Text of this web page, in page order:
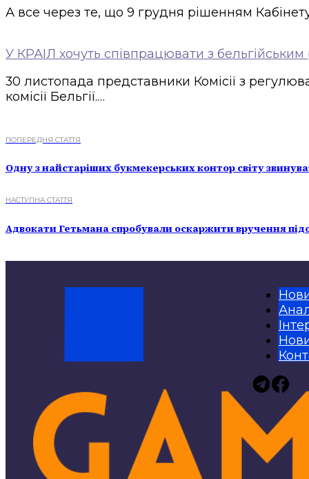
А все через те, що 9 грудня рішенням
У КРАІЛ хочуть співпрацювати з
30 листопада представники Комісії з
комісії Бельгії.…
ПОПЕРЕДНЯ СТАТТЯ
Одну з найстаріших букмекерських контор світу
НАСТУПНА СТАТТЯ
Адвокати Гетьмана спробували оскаржити вручення